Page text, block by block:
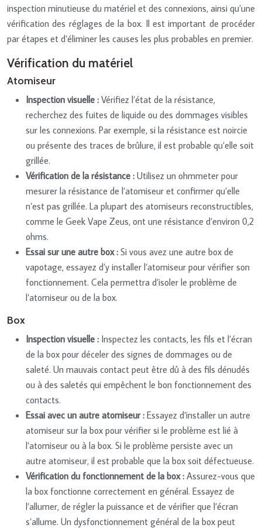
inspection minutieuse du matériel et des connexions, ainsi qu’une
vérification des réglages de la box. Il est important de procéder
par étapes et d’éliminer les causes les plus probables en premier.
Vérification du matériel
Atomiseur
Inspection visuelle : Vérifiez l’état de la résistance,
recherchez des fuites de liquide ou des dommages visibles
sur les connexions. Par exemple, si la résistance est noircie
ou présente des traces de brûlure, il est probable qu’elle soit
grillée.
Vérification de la résistance : Utilisez un ohmmeter pour
mesurer la résistance de l’atomiseur et confirmer qu’elle
n’est pas grillée. La plupart des atomiseurs reconstructibles,
comme le Geek Vape Zeus, ont une résistance d’environ 0,2
ohms.
Essai sur une autre box : Si vous avez une autre box de
vapotage, essayez d’y installer l’atomiseur pour vérifier son
fonctionnement. Cela permettra d’isoler le problème de
l’atomiseur ou de la box.
Box
Inspection visuelle : Inspectez les contacts, les fils et l’écran
de la box pour déceler des signes de dommages ou de
saleté. Un mauvais contact peut être dû à des fils dénudés
ou à des saletés qui empêchent le bon fonctionnement des
contacts.
Essai avec un autre atomiseur : Essayez d’installer un autre
atomiseur sur la box pour vérifier si le problème est lié à
l’atomiseur ou à la box. Si le problème persiste avec un
autre atomiseur, il est probable que la box soit défectueuse.
Vérification du fonctionnement de la box : Assurez-vous que
la box fonctionne correctement en général. Essayez de
l’allumer, de régler la puissance et de vérifier que l’écran
s’allume. Un dysfonctionnement général de la box peut